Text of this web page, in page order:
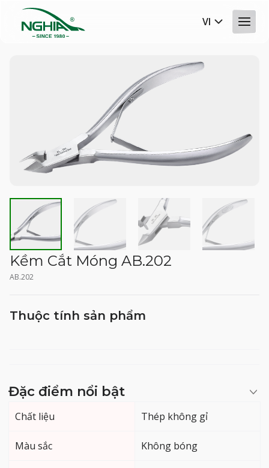
VI
Kềm Cắt Móng AB.202
AB.202
Thuộc tính sản phẩm
Đặc điểm nổi bật
Chất liệu Thép không gỉ
Màu sắc Không bóng